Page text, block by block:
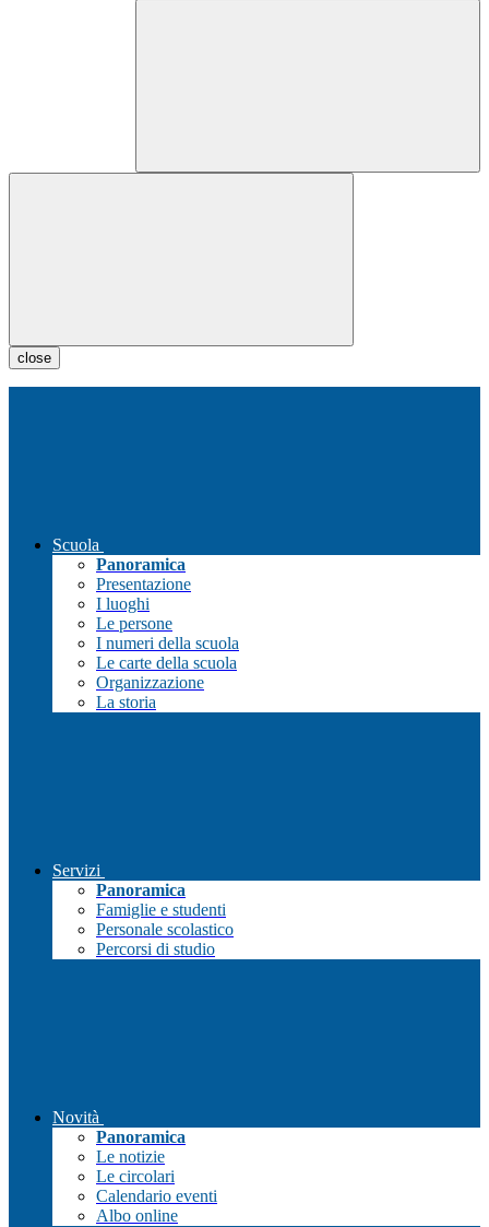
close
Scuola
Panoramica
Presentazione
I luoghi
Le persone
I numeri della scuola
Le carte della scuola
Organizzazione
La storia
Servizi
Panoramica
Famiglie e studenti
Personale scolastico
Percorsi di studio
Novità
Panoramica
Le notizie
Le circolari
Calendario eventi
Albo online